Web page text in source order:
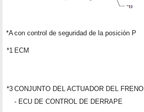
*Acon control de seguridad de la posición P
*1 ECM
*3 CONJUNTO DEL ACTUADOR DEL FRENO
- ECU DE CONTROL DE DERRAPE